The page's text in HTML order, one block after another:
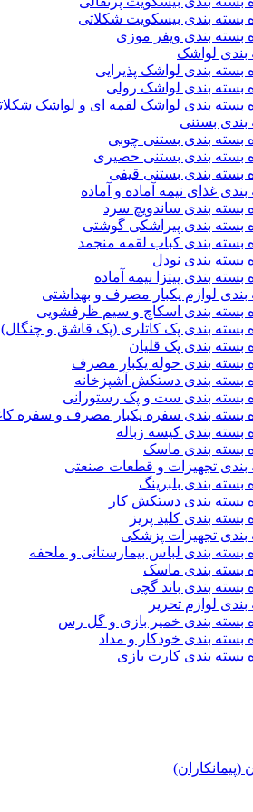
بسته بندی بیسکویت شکلاتی
بسته بندی ویفر موزی
بندی لواشک
بسته بندی لواشک پذیرایی
بسته بندی لواشک رولی
بسته بندی لواشک لقمه ای و لواشک
بندی بستنی
بسته بندی بستنی چوبی
بسته بندی بستنی حصیری
بسته بندی بستنی قیفی
غذای نیمه آماده و آماده
بسته بندی ساندویچ سرد
بسته بندی پیراشکی گوشتی
بسته بندی کباب لقمه منجمد
بسته بندی نودل
بسته بندی پیتزا نیمه آماده
بندی لوازم یکبار مصرف و بهداشتی
بسته بندی اسکاچ و سیم ظرفشویی
بسته بندی پک کاتلری (پک قاشق و چنگال)
بسته بندی پک قلیان
بسته بندی حوله یکبار مصرف
بسته بندی دستکش آشپزخانه
بسته بندی ست و پک رستورانی
بسته بندی سفره یکبار مصرف و سفره
بسته بندی کیسه زباله
بسته بندی ماسک
بندی تجهیزات و قطعات صنعتی
بسته بندی بلبرینگ
بسته بندی دستکش کار
بسته بندی کلید پریز
بندی تجهیزات پزشکی
بسته بندی لباس بیمارستانی و ملحفه
بسته بندی ماسک
بسته بندی باند گچی
لوازم تحریر
بسته بندی خمیر بازی و گل رس
بسته بندی خودکار و مداد
بسته بندی کارت بازی
(پیمانکاران)